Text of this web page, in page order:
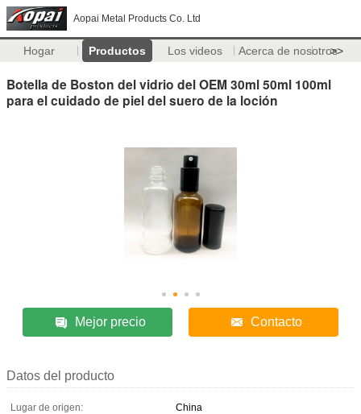
Aopai Metal Products Co. Ltd
Hogar Productos Los videos Acerca de nosotros>>
Botella de Boston del vidrio del OEM 30ml 50ml 100ml
para el cuidado de piel del suero de la loción
Mejor precio Contacto
Datos del producto
Lugar de origen:
China